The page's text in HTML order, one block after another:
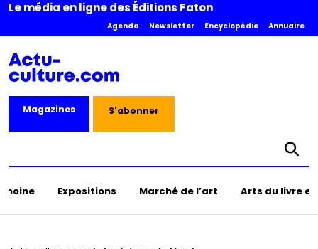
Le média en ligne des Éditions Faton
Agenda Newsletter Encyclopédie Annuaire
Magazines S'abonner
Expositions Marché de l’art Arts du livre